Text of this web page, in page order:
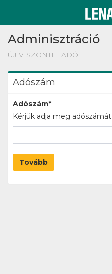
Adminisztráció
ÚJ VISZONTELADÓ
Adószám
Adószám*
Kérjük adja meg adószámát
Tovább